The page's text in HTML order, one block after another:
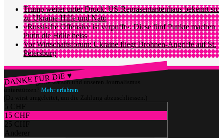
Trump weiter unter Druck: US-Repräsentantenhaus bekennt
zu Ukraine-Hilfe und Nato
«Russische Offensive ist verpufft»: Diese fünf Punkte machen
Putin die Hölle heiss
Vor Wirtschaftsforum: Ukraine fliegt Drohnen-Angriffe auf St.
Petersburg
DANKE FÜR DIE ♥
Würdest du gerne watson und unseren Journalismus
unterstützen? Mehr erfahren
(Du wirst umgeleitet, um die Zahlung abzuschliessen.)
5 CHF
15 CHF
25 CHF
Anderer